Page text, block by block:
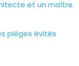
et un maître
pièges évités